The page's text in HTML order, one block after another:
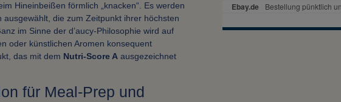
Hineinbeißen förmlich „knacken“. Es werden
die zum Zeitpunkt ihrer höchsten
im Sinne der d’aucy-Philosophie wird auf
oder künstlichen Aromen konsequent
das mit dem Nutri-Score A ausgezeichnet
für Meal-Prep und